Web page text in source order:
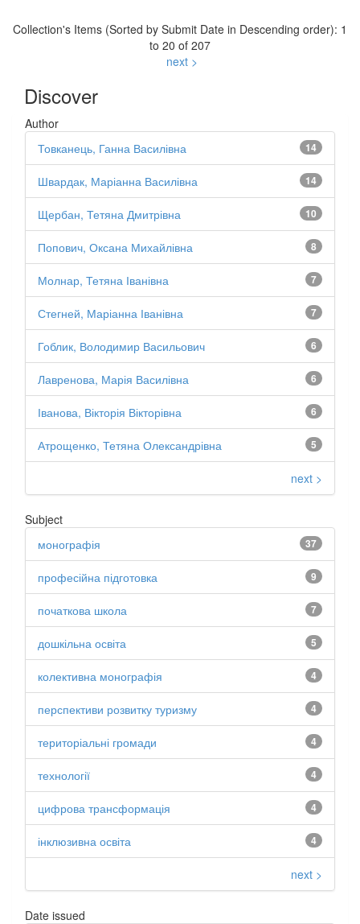
Collection's Items (Sorted by Submit Date in Descending order): 1
to 20 of 207
next >
Discover
Author
14
Товканець, Ганна Василівна
14
Швардак, Маріанна Василівна
10
Щербан, Тетяна Дмитрівна
8
Попович, Оксана Михайлівна
7
Молнар, Тетяна Іванівна
7
Стегней, Маріанна Іванівна
6
Гоблик, Володимир Васильович
6
Лавренова, Марія Василівна
6
Іванова, Вікторія Вікторівна
5
Атрощенко, Тетяна Олександрівна
next >
Subject
37
монографія
9
професійна підготовка
7
початкова школа
5
дошкільна освіта
4
колективна монографія
4
перспективи розвитку туризму
4
територіальні громади
4
технології
4
цифрова трансформація
4
інклюзивна освіта
next >
Date issued